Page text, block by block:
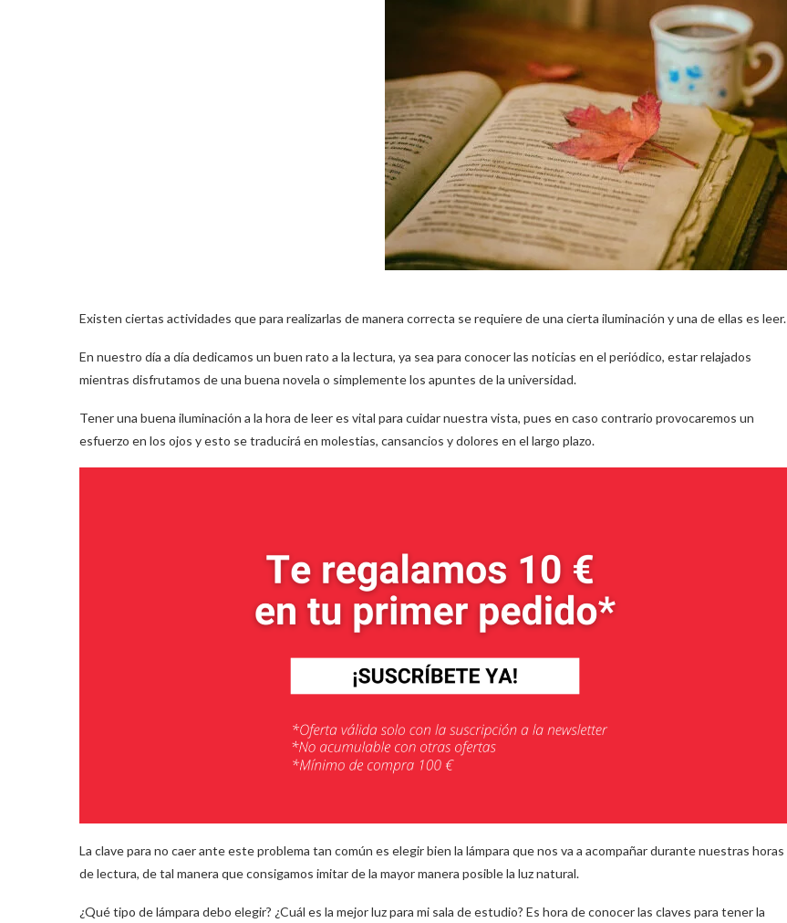
Existen ciertas actividades que para realizarlas de manera correcta se requiere de una cierta iluminación y una de ellas es leer.
En nuestro día a día dedicamos un buen rato a la lectura, ya sea para conocer las noticias en el periódico, estar relajados
mientras disfrutamos de una buena novela o simplemente los apuntes de la universidad.
Tener una buena iluminación a la hora de leer es vital para cuidar nuestra vista, pues en caso contrario provocaremos un
esfuerzo en los ojos y esto se traducirá en molestias, cansancios y dolores en el largo plazo.
La clave para no caer ante este problema tan común es elegir bien la lámpara que nos va a acompañar durante nuestras horas
de lectura, de tal manera que consigamos imitar de la mayor manera posible la luz natural.
¿Qué tipo de lámpara debo elegir? ¿Cuál es la mejor luz para mi sala de estudio? Es hora de conocer las claves para tener la